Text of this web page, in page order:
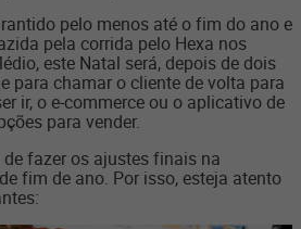
pelo menos até o fim do ano e
pela corrida pelo Hexa nos
este Natal será, depois de dois
para chamar o cliente de volta para
ir, o e-commerce ou o aplicativo de
para vender.
fazer os ajustes finais na
fim de ano. Por isso, esteja atento